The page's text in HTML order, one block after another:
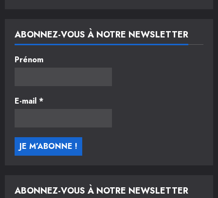
ABONNEZ-VOUS À NOTRE NEWSLETTER
Prénom
E-mail *
ABONNEZ-VOUS À NOTRE NEWSLETTER